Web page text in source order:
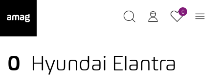
0
0
Hyundai Elantra